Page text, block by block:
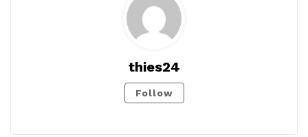
thies24
Follow